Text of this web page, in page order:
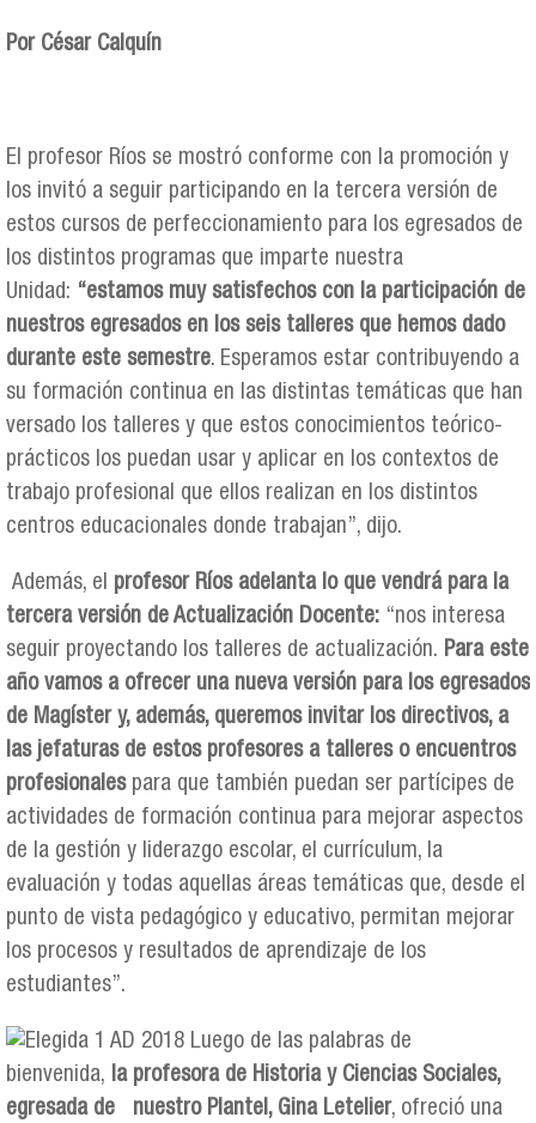
Por César Calquín
El profesor Ríos se mostró conforme con la promoción y
los invitó a seguir participando en la tercera versión de
estos cursos de perfeccionamiento para los egresados de
los distintos programas que imparte nuestra
Unidad: “estamos muy satisfechos con la participación de
nuestros egresados en los seis talleres que hemos dado
durante este semestre. Esperamos estar contribuyendo a
su formación continua en las distintas temáticas que han
versado los talleres y que estos conocimientos teórico-
prácticos los puedan usar y aplicar en los contextos de
trabajo profesional que ellos realizan en los distintos
centros educacionales donde trabajan”, dijo.
Además, el profesor Ríos adelanta lo que vendrá para la
tercera versión de Actualización Docente: “nos interesa
seguir proyectando los talleres de actualización. Para este
año vamos a ofrecer una nueva versión para los egresados
de Magíster y, además, queremos invitar los directivos, a
las jefaturas de estos profesores a talleres o encuentros
profesionalespara que también puedan ser partícipes de
actividades de formación continua para mejorar aspectos
de la gestión y liderazgo escolar, el currículum, la
evaluación y todas aquellas áreas temáticas que, desde el
punto de vista pedagógico y educativo, permitan mejorar
los procesos y resultados de aprendizaje de los
estudiantes”.
Luego de las palabras de
bienvenida, la profesora de Historia y Ciencias Sociales,
egresada de nuestro Plantel, Gina Letelier, ofreció una